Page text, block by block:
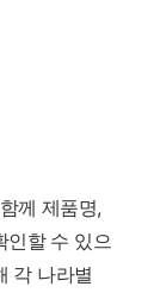
께 제품명,
인할 수 있으
각 나라별